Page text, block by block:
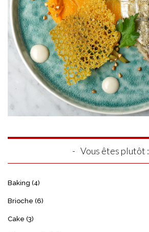
Vous êtes plutôt :
Baking (4)
Brioche (6)
Cake (3)